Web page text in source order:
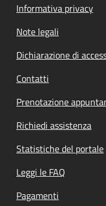
Informativa privacy
Note legali
Dichiarazione di
Contatti
Prenotazione
Richiedi assistenza
Statistiche del portale
Leggi le FAQ
Pagamenti